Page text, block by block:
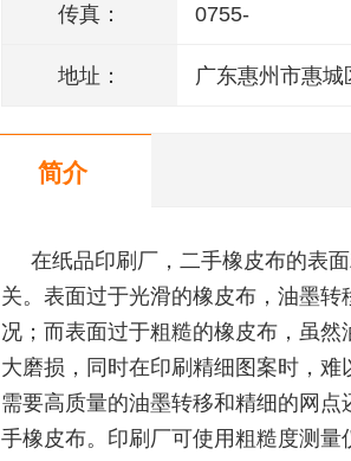
传真： 0755-
地址： 广东惠州市惠
简介
在纸品印刷厂，二手橡皮布的表
关。表面过于光滑的橡皮布，油墨
况；而表面过于粗糙的橡皮布，虽
大磨损，同时在印刷精细图案时，难
需要高质量的油墨转移和精细的网
手橡皮布。印刷厂可使用粗糙度测量